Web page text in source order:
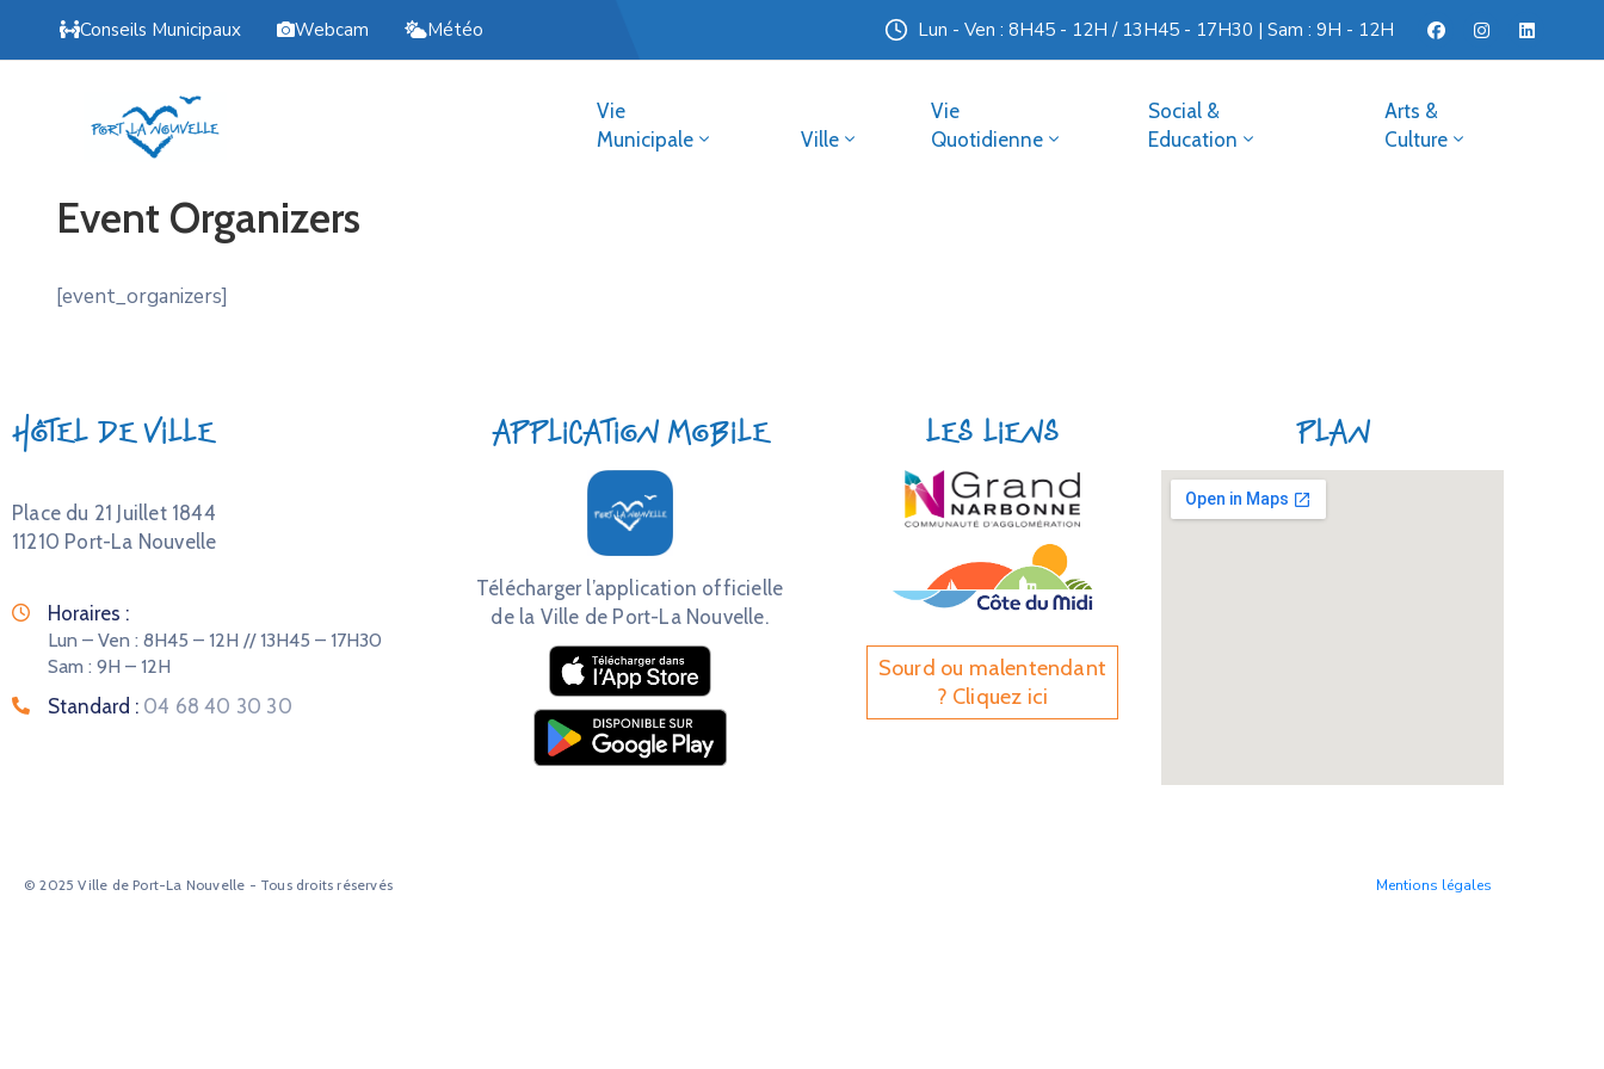
Conseils Municipaux Webcam Météo Lun - Ven : 8H45 - 12H / 13H45 - 17H30 | Sam : 9H - 12H
Vie
Municipale
Ville
Vie
Quotidienne
Social &
Education
Arts &
Culture
Event Organizers
[event_organizers]
Hôtel de Ville
Place du 21 Juillet 1844
11210 Port-La Nouvelle
Horaires :
Lun – Ven : 8H45 – 12H // 13H45 – 17H30
Sam : 9H – 12H
Standard : 04 68 40 30 30
Application mobile
Télécharger l’application officielle
de la Ville de Port-La Nouvelle.
Les liens
Sourd ou malentendant
? Cliquez ici
Plan
© 2025 Ville de Port-La Nouvelle - Tous droits réservés Mentions légales